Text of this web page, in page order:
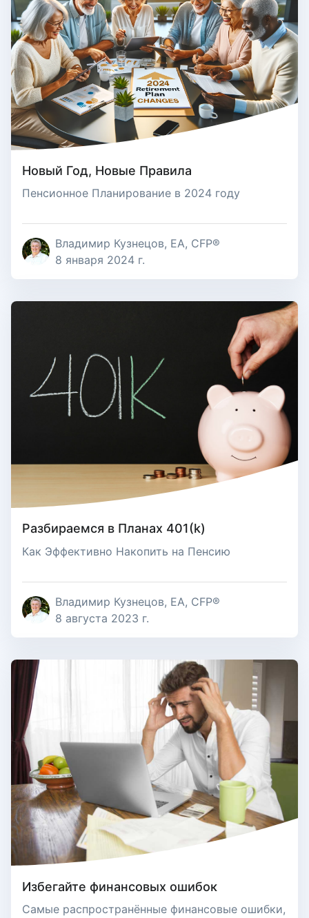
Новый Год, Новые Правила
Пенсионное Планирование в 2024 году
Владимир Кузнецов, EA, CFP®
8 января 2024 г.
Разбираемся в Планах 401(k)
Как Эффективно Накопить на Пенсию
Владимир Кузнецов, EA, CFP®
8 августа 2023 г.
Избегайте финансовых ошибок
Самые распространённые финансовые ошибки,